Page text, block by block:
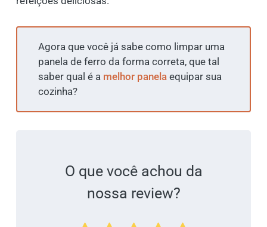
Agora que você já sabe como limpar uma
panela de ferro da forma correta, que tal
saber qual é a melhor panelaequipar sua
cozinha?
O que você achou da
nossa review?